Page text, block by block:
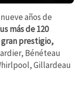
años de
más de 120
prestigio,
Bénéteau
Gillardeau